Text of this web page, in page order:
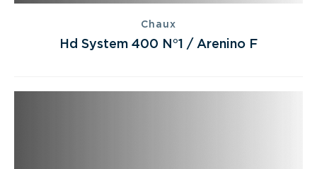
Chaux
Hd System 400 N°1 / Arenino F